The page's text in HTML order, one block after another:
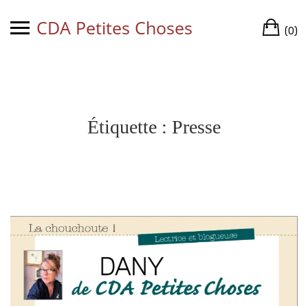
CDA Petites Choses (0)
Étiquette : Presse